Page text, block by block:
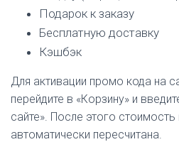
Подарок к заказу
Бесплатную доставку
Кэшбэк
Для активации промо кода на
перейдите в «Корзину» и
сайте». После этого стоимость
автоматически пересчитана.